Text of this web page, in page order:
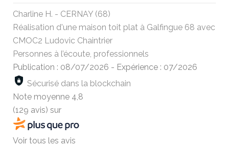
Charline H. - CERNAY (68)
Réalisation d'une maison toit plat à Galfingue 68 avec
CMOC2 Ludovic Chaintrier
Personnes à l’écoute, professionnels
Publication : 08/07/2026 - Expérience : 07/2026
Sécurisé dans la blockchain
Note moyenne 4,8
(129 avis) sur
Voir tous les avis